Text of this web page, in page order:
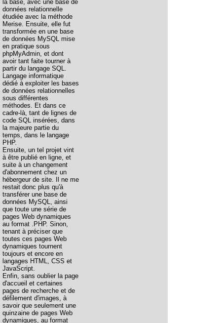
la base, avec une base de
données relationnelle
étudiée avec la méthode
Merise. Ensuite, elle fut
transformée en une base
de données MySQL mise
en pratique sous
phpMyAdmin, et dont
avoir tant faite tourner à
partir du langage SQL.
Langage informatique
dédié à exploiter les bases
de données relationnelles
sous différentes
méthodes. Et dans ce
cadre-là, tant de lignes de
code SQL insérées, dans
la majeure partie du
temps, dans le langage
PHP.
Ensuite, un tel projet vint
à être publié en ligne, et
suite à un changement
d'abonnement chez un
hébergeur de site. Il ne me
restait donc plus qu'à
transférer une base de
données MySQL, ainsi
que toute une série de
pages Web dynamiques
au format .PHP. Sinon,
tenant à préciser que
toutes ces pages Web
dynamiques tournent
toujours et encore en
langages HTML, CSS et
JavaScript.
Enfin, sans oublier la page
d'accueil et certaines
pages de recherche et de
défilement d'images, à
savoir que seulement une
quinzaine de pages Web
dynamiques, au format